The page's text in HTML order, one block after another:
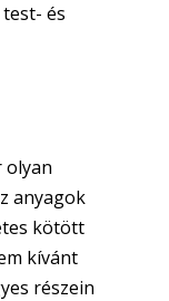
és
olyan
anyagok
kötött
kívánt
részein